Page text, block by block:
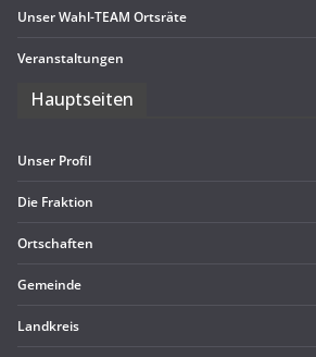
Unser Wahl-TEAM Ortsräte
Ver­an­stal­tun­gen
Haupt­sei­ten
Unser Pro­fil
Die Frak­tion
Ort­schaf­ten
Gemeinde
Land­kreis